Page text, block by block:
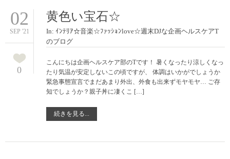
02
SEP '21
0
黄色い宝石☆
In: ｲﾝﾃﾘｱ☆音楽☆ﾌｧｯｼｮﾝlove☆週末DJな企画ヘルスケアT
のブログ
こんにちは企画ヘルスケア部のTです！ 暑くなったり涼しくなっ
たり気温が安定しないこの頃ですが、 体調はいかがでしょうか
緊急事態宣言でまだあまり外出、外食も出来ずモヤモヤ… ご存
知でしょうか？親子丼に凄くこ […]
続きを見る...